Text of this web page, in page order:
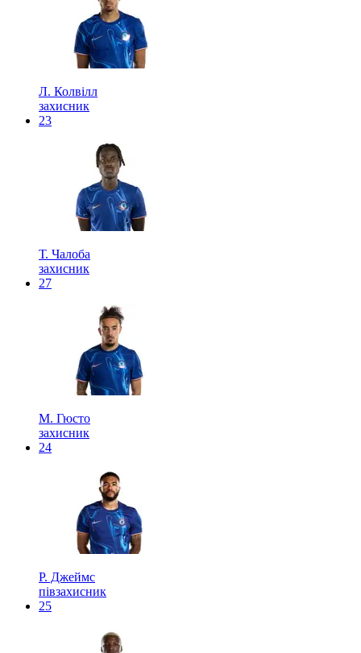
Л. Колвілл
захисник
23
Т. Чалоба
захисник
27
М. Гюсто
захисник
24
Р. Джеймс
півзахисник
25